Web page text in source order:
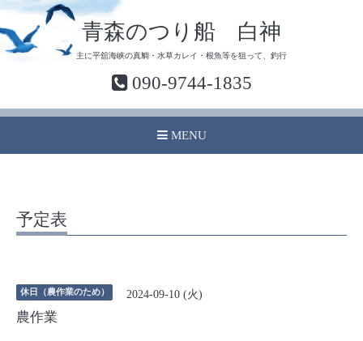
青森のつり船 白神
主に平舘海峡の真鯛・水草カレイ・根魚等を狙って、釣行
090-9744-1835
MENU
予定表
休日（農作業のため） 2024-09-10 (火)
農作業